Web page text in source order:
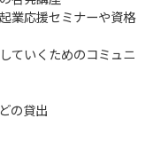
業応援セミナーや資格
ていくためのコミュニ
の貸出